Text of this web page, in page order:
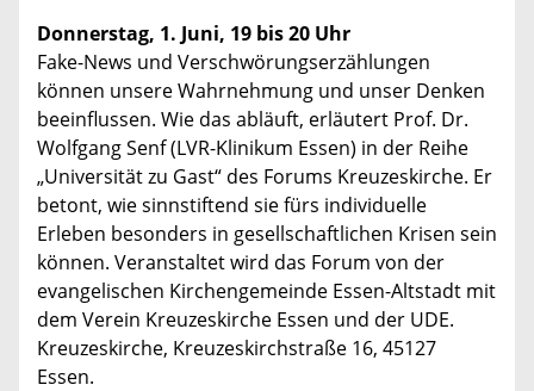
Donnerstag, 1. Juni, 19 bis 20 Uhr
Fake-News und Verschwörungserzählungen
können unsere Wahrnehmung und unser Denken
beeinflussen. Wie das abläuft, erläutert Prof. Dr.
Wolfgang Senf (LVR-Klinikum Essen) in der Reihe
„Universität zu Gast“ des Forums Kreuzeskirche. Er
betont, wie sinnstiftend sie fürs individuelle
Erleben besonders in gesellschaftlichen Krisen sein
können. Veranstaltet wird das Forum von der
evangelischen Kirchengemeinde Essen-Altstadt mit
dem Verein Kreuzeskirche Essen und der UDE.
Kreuzeskirche, Kreuzeskirchstraße 16, 45127
Essen.